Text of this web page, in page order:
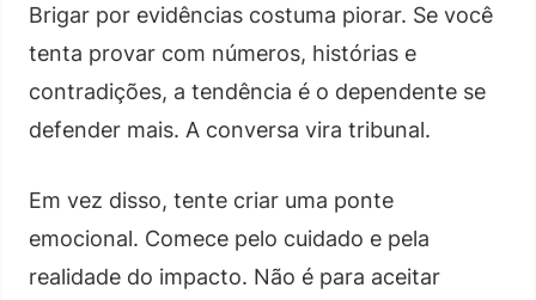
Brigar por evidências costuma piorar. Se você
tenta provar com números, histórias e
contradições, a tendência é o dependente se
defender mais. A conversa vira tribunal.
Em vez disso, tente criar uma ponte
emocional. Comece pelo cuidado e pela
realidade do impacto. Não é para aceitar